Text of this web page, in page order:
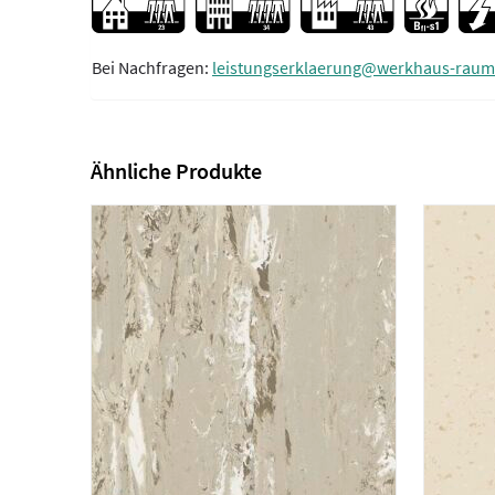
Bei Nachfragen: leistungserklaerung@werkhaus-
Ähnliche Produkte